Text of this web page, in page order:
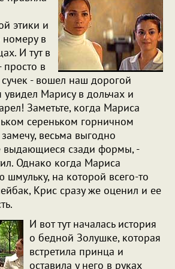
этики и
номеру в
И тут в
в
- вошел наш дорогой
Марису в дольчах и
Заметьте, когда Мариса
сереньком горничном
весьма выгодно
выдающиеся сзади формы, -
Однако когда Мариса
на которой всего-то
Крис сразу же оценил и ее
И вот тут началась история
о бедной Золушке, которая
встретила принца и
оставила у него в руках